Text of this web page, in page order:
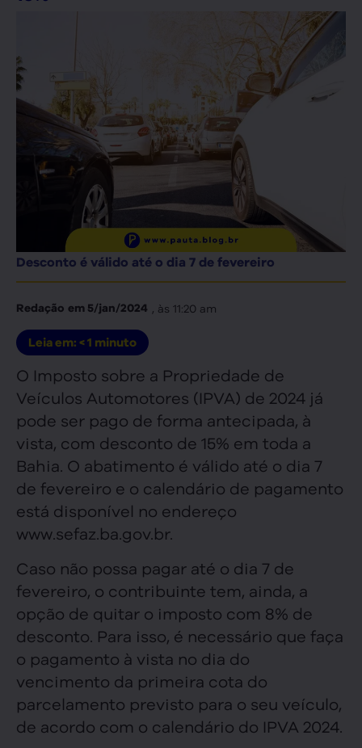
Desconto é válido até o dia 7 de fevereiro
Redação em 5/jan/2024 , às 11:20 am
Leia em: < 1 minuto
O Imposto sobre a Propriedade de
Veículos Automotores (IPVA) de 2024 já
pode ser pago de forma antecipada, à
vista, com desconto de 15% em toda a
Bahia. O abatimento é válido até o dia 7
de fevereiro e o calendário de pagamento
está disponível no endereço
www.sefaz.ba.gov.br.
Caso não possa pagar até o dia 7 de
fevereiro, o contribuinte tem, ainda, a
opção de quitar o imposto com 8% de
desconto. Para isso, é necessário que faça
o pagamento à vista no dia do
vencimento da primeira cota do
parcelamento previsto para o seu veículo,
de acordo com o calendário do IPVA 2024.